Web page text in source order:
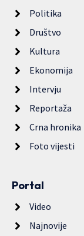
Politika
Društvo
Kultura
Ekonomija
Intervju
Reportaža
Crna hronika
Foto vijesti
Portal
Video
Najnovije